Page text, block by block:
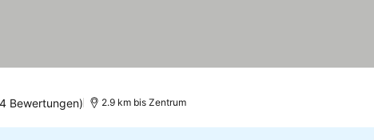
Bewertungen) 2.9 km bis Zentrum